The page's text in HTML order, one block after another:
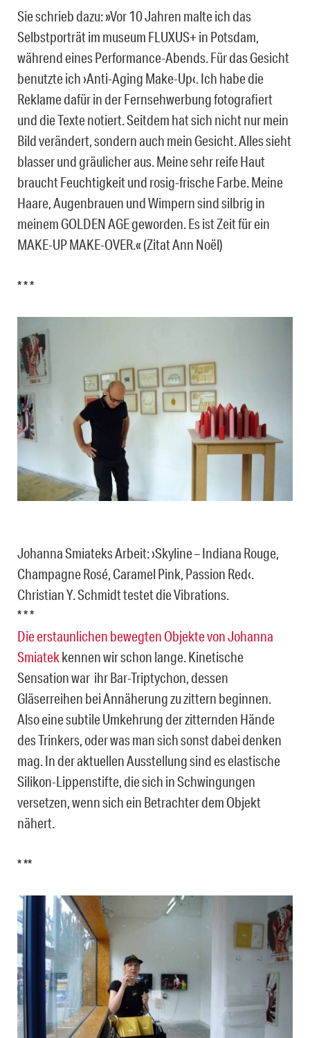
Sie schrieb dazu: »Vor 10 Jahren malte ich das
Selbstporträt im museum FLUXUS+ in Potsdam,
während eines Performance-Abends. Für das Gesicht
benutzte ich ›Anti-Aging Make-Up‹. Ich habe die
Reklame dafür in der Fernsehwerbung fotografiert
und die Texte notiert. Seitdem hat sich nicht nur mein
Bild verändert, sondern auch mein Gesicht. Alles sieht
blasser und gräulicher aus. Meine sehr reife Haut
braucht Feuchtigkeit und rosig-frische Farbe. Meine
Haare, Augenbrauen und Wimpern sind silbrig in
meinem GOLDEN AGE geworden. Es ist Zeit für ein
MAKE-UP MAKE-OVER.« (Zitat Ann Noël)
* * *
Johanna Smiateks Arbeit: ›Skyline – Indiana Rouge,
Champagne Rosé, Caramel Pink, Passion Red‹.
Christian Y. Schmidt testet die Vibrations.
* * *
Die erstaunlichen bewegten Objekte von Johanna
Smiatekkennen wir schon lange. Kinetische
Sensation war ihr Bar-Triptychon, dessen
Gläserreihen bei Annäherung zu zittern beginnen.
Also eine subtile Umkehrung der zitternden Hände
des Trinkers, oder was man sich sonst dabei denken
mag. In der aktuellen Ausstellung sind es elastische
Silikon-Lippenstifte, die sich in Schwingungen
versetzen, wenn sich ein Betrachter dem Objekt
nähert.
* **